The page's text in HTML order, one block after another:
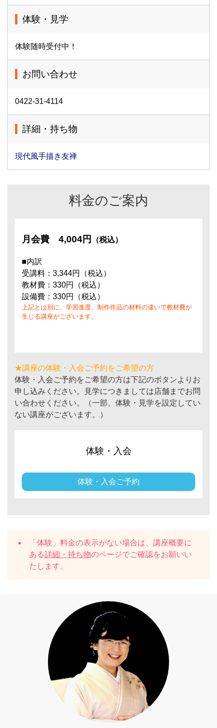
体験・見学
体験随時受付中！
お問い合わせ
0422-31-4114
詳細・持ち物
現代風手描き友禅
料金のご案内
月会費 4,004円 （税込）
■内訳
受講料：3,344円（税込）
教材費：330円（税込）
設備費：330円（税込）
上記とは別に、学習進度、制作作品の材料の違いで教材費が
生じる講座がございます。
★講座の体験・入会ご予約をご希望の方
体験・入会ご予約をご希望の方は下記のボタンよりお
申し込みください。見学につきましては店舗までお問
い合わせください。（一部、体験・見学を設定してい
ない講座がございます。）
体験・入会
体験・入会ご予約
「体験」料金の表示がない場合は、講座概要に
ある詳細・持ち物のページでご確認をお願いい
たします。